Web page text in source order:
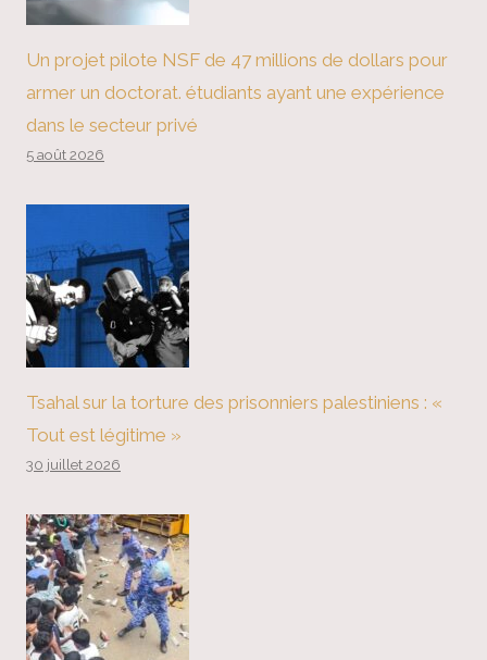
Un projet pilote NSF de 47 millions de dollars pour
armer un doctorat. étudiants ayant une expérience
dans le secteur privé
5 août 2026
Tsahal sur la torture des prisonniers palestiniens : «
Tout est légitime »
30 juillet 2026